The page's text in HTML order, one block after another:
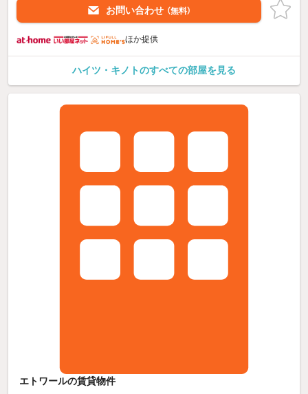
お問い合わせ （無料）
ほか提供
ハイツ・キノトのすべての部屋を見る
エトワールの賃貸物件